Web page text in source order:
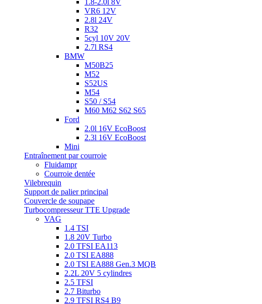
1.8-2.0l 8V
VR6 12V
2.8l 24V
R32
5cyl 10V 20V
2.7l RS4
BMW
M50B25
M52
S52US
M54
S50 / S54
M60 M62 S62 S65
Ford
2.0l 16V EcoBoost
2.3l 16V EcoBoost
Mini
Entraînement par courroie
Fluidampr
Courroie dentée
Vilebrequin
Support de palier principal
Couvercle de soupape
Turbocompresseur TTE Upgrade
VAG
1.4 TSI
1.8 20V Turbo
2.0 TFSI EA113
2.0 TSI EA888
2.0 TSI EA888 Gen.3 MQB
2.2L 20V 5 cylindres
2.5 TFSI
2.7 Biturbo
2.9 TFSI RS4 B9